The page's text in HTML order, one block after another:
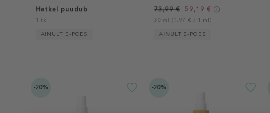
Hetkel puudub
1 tk
AINULT E-POES
73,99 € 59,19 €
30 ml (1,97 € / 1 ml)
AINULT E-POES
-20% -20%